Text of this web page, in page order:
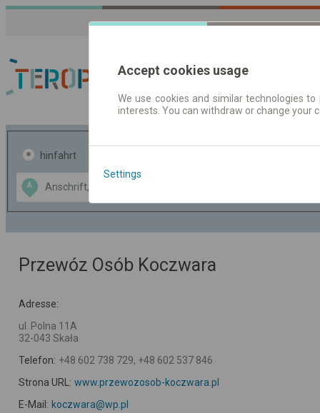
Fahrplandaten |
hinfahrt
A
Data CC-BY-SA
OpenStreetMap
GeoLite data by
Przewóz Osób Koczwara
Adresse:
ul. Polna 11A
32-043 Skała
Telefon: +48 602 738 729, +48 602 537 846
Strona URL: www.przewozosob-koczwara.pl
E-Mail: koczwara@wp.pl
Accept cookies usage
We use cookies and similar technologies
interests. You can withdraw or change
Settings